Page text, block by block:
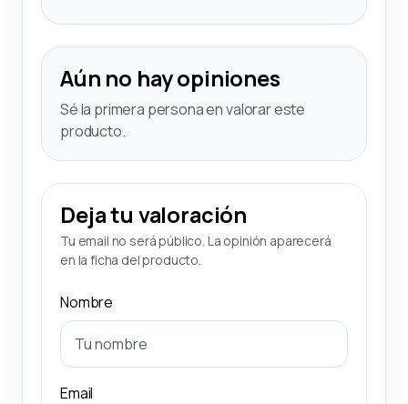
Aún no hay opiniones
Sé la primera persona en valorar este
producto.
Deja tu valoración
Tu email no será público. La opinión aparecerá
en la ficha del producto.
Nombre
Email